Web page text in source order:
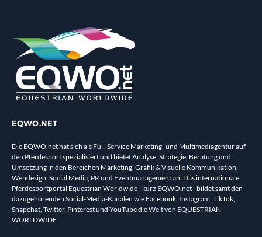
EQWO.NET
Die EQWO.net hat sich als Full-Service Marketing- und Multimediagentur auf
den Pferdesport spezialisiert und bietet Analyse, Strategie, Beratung und
Umsetzung in den Bereichen Marketing, Grafik & Visuelle Kommunikation,
Webdesign, Social Media, PR und Eventmanagement an. Das internationale
Pferdesportportal Equestrian Worldwide - kurz EQWO.net - bildet samt den
dazugehörenden Social-Media-Kanälen wie Facebook, Instagram, TikTok,
Snapchat, Twitter, Pinterest und YouTube die Welt von EQUESTRIAN
WORLDWIDE.